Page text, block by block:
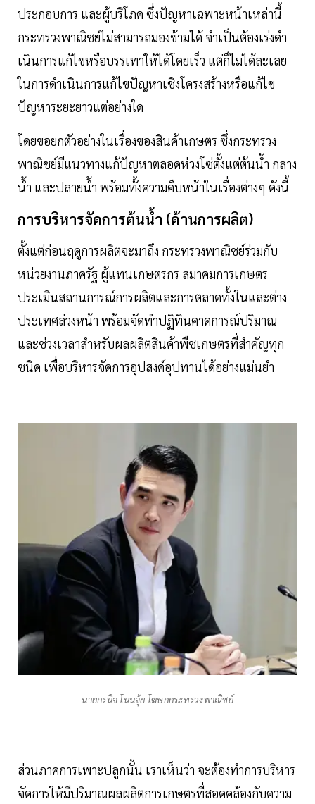
ประกอบการ และผู้บริโภค ซึ่งปัญหาเฉพาะหน้าเหล่านี้
กระทรวงพาณิชย์ไม่สามารถมองข้ามได้ จําเป็นต้องเร่งดํา
เนินการแก้ไขหรือบรรเทาให้ได้โดยเร็ว แต่ก็ไม่ได้ละเลย
ในการดําเนินการแก้ไขปัญหาเชิงโครงสร้างหรือแก้ไข
ปัญหาระยะยาวแต่อย่างใด
โดยขอยกตัวอย่างในเรื่องของสินค้าเกษตร ซึ่งกระทรวง
พาณิชย์มีแนวทางแก้ปัญหาตลอดห่วงโซ่ตั้งแต่ต้นนํ้า กลาง
นํ้า และปลายนํ้า พร้อมทั้งความคืบหน้าในเรื่องต่างๆ ดังนี้
การบริหารจัดการต้นนํ้า (ด้านการผลิต)
ตั้งแต่ก่อนฤดูการผลิตจะมาถึง กระทรวงพาณิชย์ร่วมกับ
หน่วยงานภาครัฐ ผู้แทนเกษตรกร สมาคมการเกษตร
ประเมินสถานการณ์การผลิตและการตลาดทั้งในและต่าง
ประเทศล่วงหน้า พร้อมจัดทําปฏิทินคาดการณ์ปริมาณ
และช่วงเวลาสําหรับผลผลิตสินค้าพืชเกษตรที่สําคัญทุก
ชนิด เพื่อบริหารจัดการอุปสงค์อุปทานได้อย่างแม่นยํา
นายกรนิจ โนนจุ้ย โฆษกกระทรวงพาณิชย์
ส่วนภาคการเพาะปลูกนั้น เราเห็นว่า จะต้องทําการบริหาร
จัดการให้มีปริมาณผลผลิตการเกษตรที่สอดคล้องกับความ